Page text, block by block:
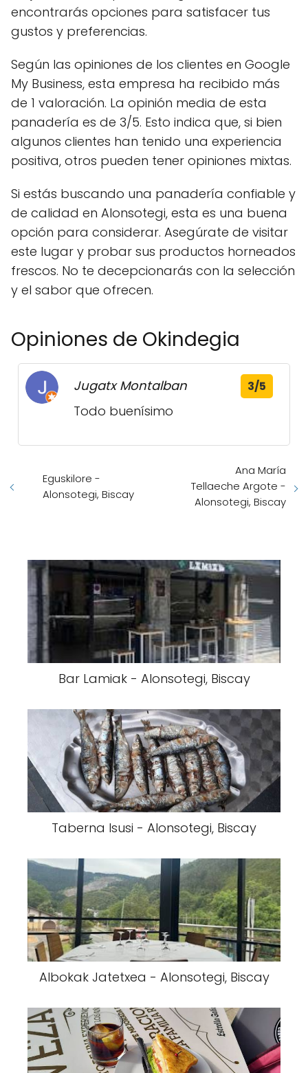
encontrarás opciones para satisfacer tus
gustos y preferencias.
Según las opiniones de los clientes en Google
My Business, esta empresa ha recibido más
de 1 valoración. La opinión media de esta
panadería es de 3/5. Esto indica que, si bien
algunos clientes han tenido una experiencia
positiva, otros pueden tener opiniones mixtas.
Si estás buscando una panadería confiable y
de calidad en Alonsotegi, esta es una buena
opción para considerar. Asegúrate de visitar
este lugar y probar sus productos horneados
frescos. No te decepcionarás con la selección
y el sabor que ofrecen.
Opiniones de Okindegia
Jugatx Montalban 3/5
Todo buenísimo
Eguskilore -
Alonsotegi, Biscay
Ana María
Tellaeche Argote -
Alonsotegi, Biscay
Bar Lamiak - Alonsotegi, Biscay
Taberna Isusi - Alonsotegi, Biscay
Albokak Jatetxea - Alonsotegi, Biscay